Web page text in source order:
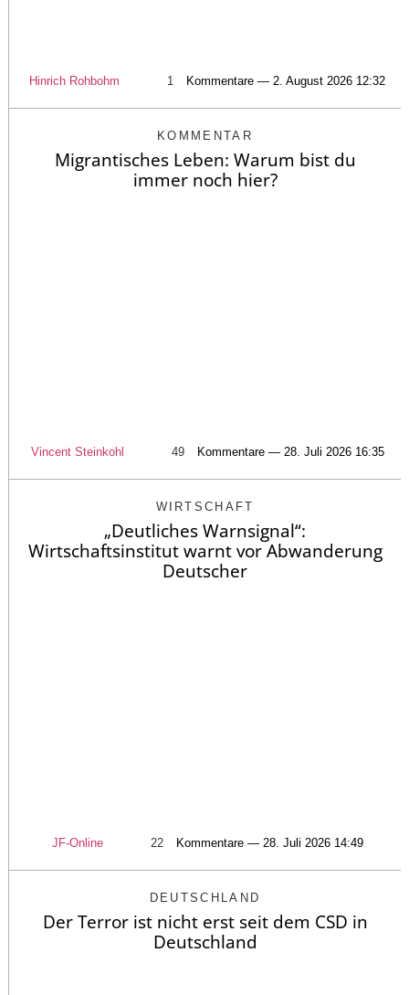
Hinrich Rohbohm 1 Kommentare — 2. August 2026 12:32
KOMMENTAR
Migrantisches Leben: Warum bist du
immer noch hier?
Vincent Steinkohl 49 Kommentare — 28. Juli 2026 16:35
WIRTSCHAFT
„Deutliches Warnsignal“:
Wirtschaftsinstitut warnt vor Abwanderung
Deutscher
JF-Online 22 Kommentare — 28. Juli 2026 14:49
DEUTSCHLAND
Der Terror ist nicht erst seit dem CSD in
Deutschland